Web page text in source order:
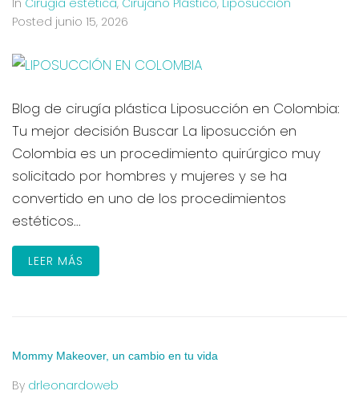
In Cirugía estética, Cirujano Plástico, Liposucción
Posted junio 15, 2026
Blog de cirugía plástica Liposucción en Colombia:
Tu mejor decisión Buscar La liposucción en
Colombia es un procedimiento quirúrgico muy
solicitado por hombres y mujeres y se ha
convertido en uno de los procedimientos
estéticos...
LEER MÁS
Mommy Makeover, un cambio en tu vida
By drleonardoweb